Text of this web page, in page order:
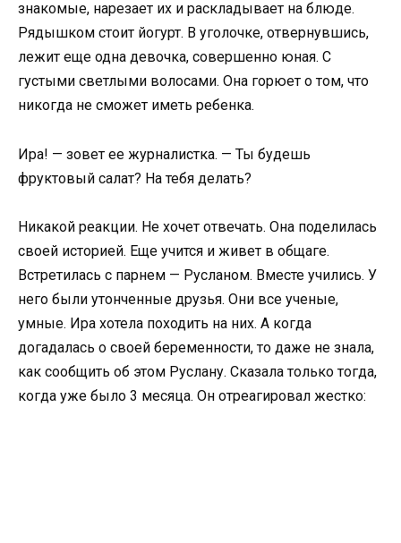
знакомые, нарезает их и раскладывает на блюде.
Рядышком стоит йогурт. В уголочке, отвернувшись,
лежит еще одна девочка, совершенно юная. С
густыми светлыми волосами. Она горюет о том, что
никогда не сможет иметь ребенка.
Ира! — зовет ее журналистка. — Ты будешь
фруктовый салат? На тебя делать?
Никакой реакции. Не хочет отвечать. Она поделилась
своей историей. Еще учится и живет в общаге.
Встретилась с парнем — Русланом. Вместе учились. У
него были утонченные друзья. Они все ученые,
умные. Ира хотела походить на них. А когда
догадалась о своей беременности, то даже не знала,
как сообщить об этом Руслану. Сказала только тогда,
когда уже было 3 месяца. Он отреагировал жестко: